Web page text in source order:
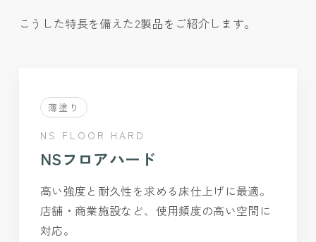
こうした特長を備えた2製品をご紹介します。
薄塗り
NS FLOOR HARD
NSフロアハード
高い強度と耐久性を求める床仕上げに最適。
店舗・商業施設など、使用頻度の高い空間に
対応。